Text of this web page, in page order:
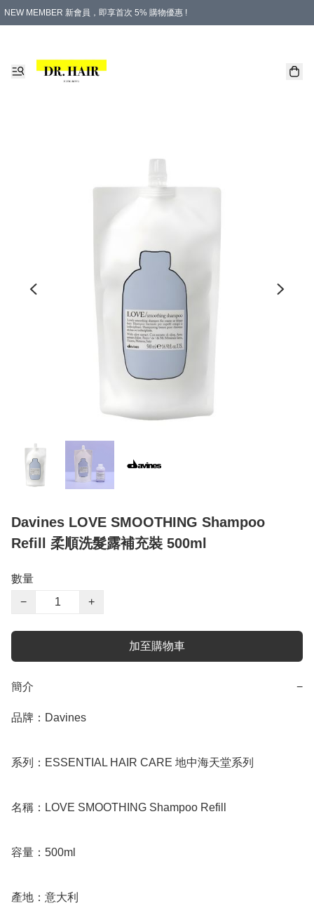
NEW MEMBER 新會員，即享首次 5% 購物優惠 !
Davines LOVE SMOOTHING Shampoo
Refill 柔順洗髮露補充裝 500ml
數量
−
+
加至購物車
簡介 −
品牌：Davines
系列：ESSENTIAL HAIR CARE 地中海天堂系列
名稱：LOVE SMOOTHING Shampoo Refill
容量：500ml
產地：意大利